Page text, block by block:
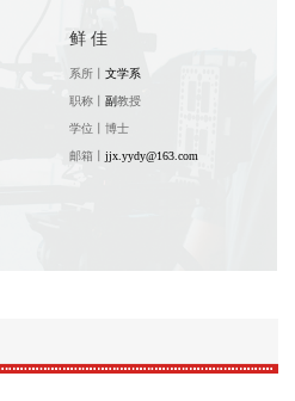
鲜 佳
系所丨文学系
职称丨副教授
学位丨博士
邮箱丨jjx.yydy@163.com